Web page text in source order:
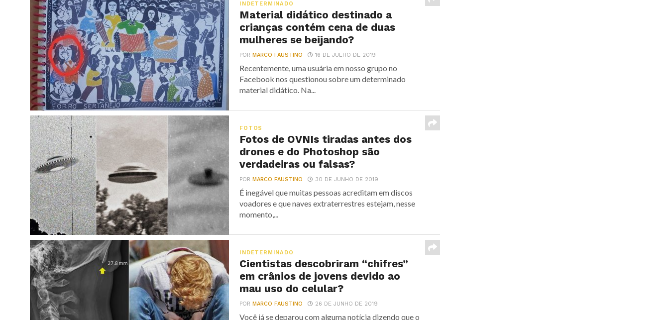
INDETERMINADO
Material didático destinado a
crianças contém cena de duas
mulheres se beijando?
PORMARCO FAUSTINO 16 DE JULHO DE 2019
Recentemente, uma usuária em nosso grupo no
Facebook nos questionou sobre um determinado
material didático. Na...
FOTOS
Fotos de OVNIs tiradas antes dos
drones e do Photoshop são
verdadeiras ou falsas?
PORMARCO FAUSTINO 30 DE JUNHO DE 2019
É inegável que muitas pessoas acreditam em discos
voadores e que naves extraterrestres estejam, nesse
momento,...
INDETERMINADO
Cientistas descobriram “chifres”
em crânios de jovens devido ao
mau uso do celular?
PORMARCO FAUSTINO 26 DE JUNHO DE 2019
Você já se deparou com alguma notícia dizendo que o